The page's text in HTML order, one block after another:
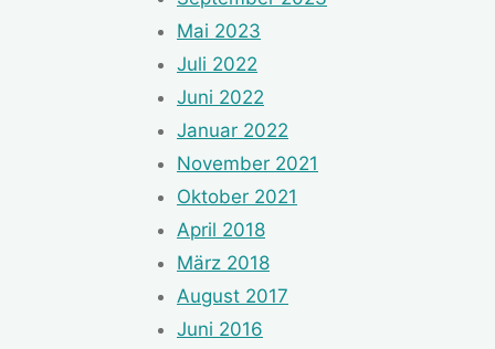
Mai 2023
Juli 2022
Juni 2022
Januar 2022
November 2021
Oktober 2021
April 2018
März 2018
August 2017
Juni 2016